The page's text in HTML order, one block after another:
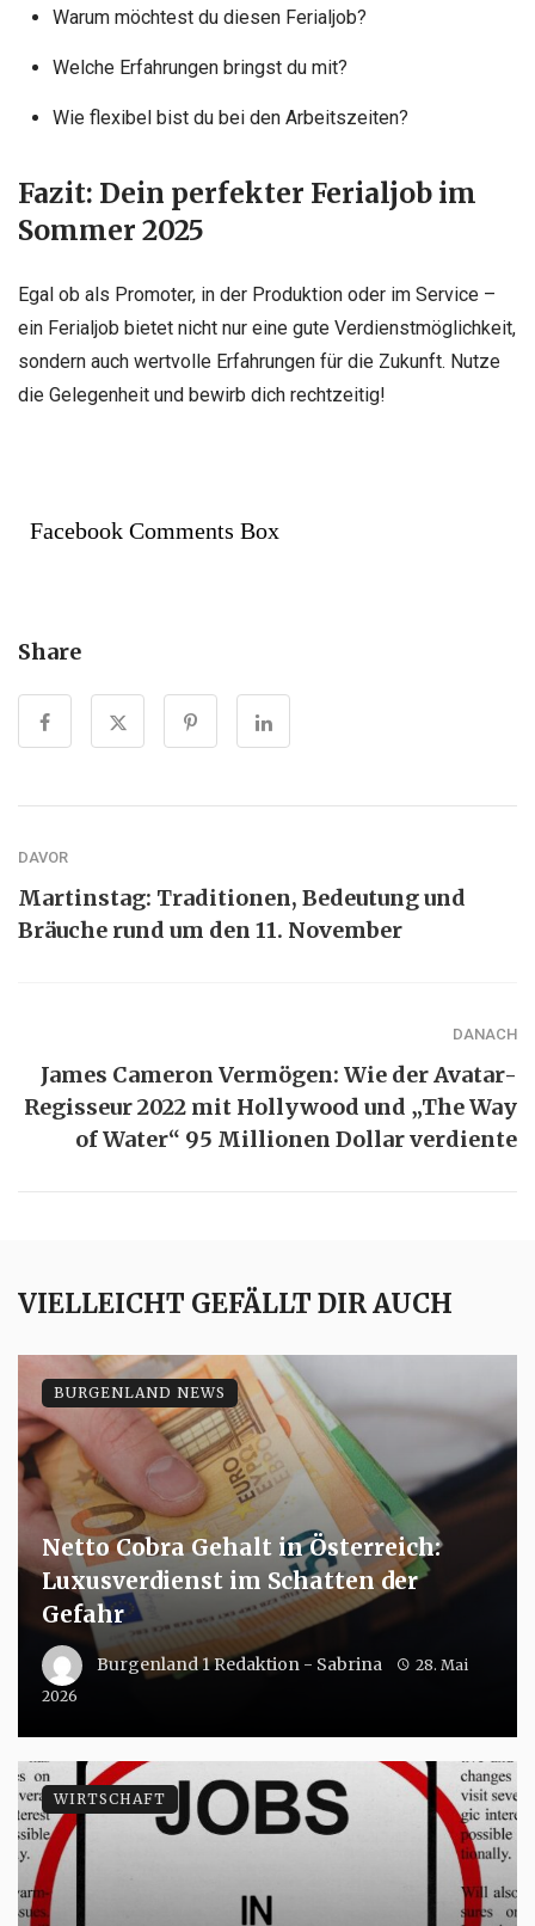
Warum möchtest du diesen Ferialjob?
Welche Erfahrungen bringst du mit?
Wie flexibel bist du bei den Arbeitszeiten?
Fazit: Dein perfekter Ferialjob im
Sommer 2025
Egal ob als Promoter, in der Produktion oder im Service –
ein Ferialjob bietet nicht nur eine gute Verdienstmöglichkeit,
sondern auch wertvolle Erfahrungen für die Zukunft. Nutze
die Gelegenheit und bewirb dich rechtzeitig!
Facebook Comments Box
Share
DAVOR
Martinstag: Traditionen, Bedeutung und
Bräuche rund um den 11. November
DANACH
James Cameron Vermögen: Wie der Avatar-
Regisseur 2022 mit Hollywood und „The Way
of Water“ 95 Millionen Dollar verdiente
VIELLEICHT GEFÄLLT DIR AUCH
Netto Cobra Gehalt in Österreich:
Luxusverdienst im Schatten der
Gefahr
Burgenland 1 Redaktion - Sabrina
28. Mai
2026
BURGENLAND NEWS
WIRTSCHAFT